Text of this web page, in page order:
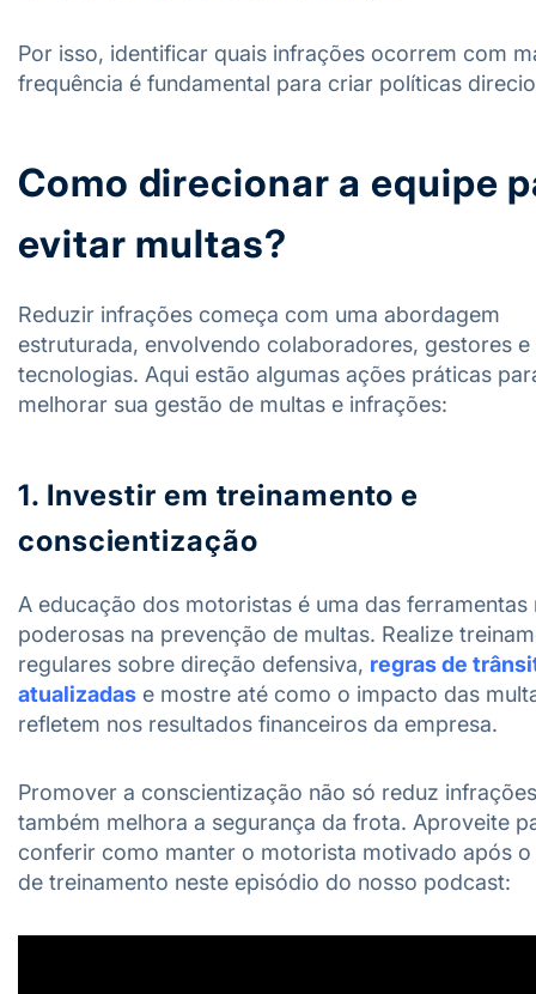
Por isso, identificar quais infrações ocorrem com
frequência é fundamental para criar políticas
Como direcionar a equipe
evitar multas?
Reduzir infrações começa com uma abordagem
estruturada, envolvendo colaboradores, gestores e
tecnologias. Aqui estão algumas ações práticas
melhorar sua gestão de multas e infrações:
1. Investir em treinamento e
conscientização
A educação dos motoristas é uma das ferramentas
poderosas na prevenção de multas. Realize
regulares sobre direção defensiva, regras de
atualizadas e mostre até como o impacto das
refletem nos resultados financeiros da empresa.
Promover a conscientização não só reduz
também melhora a segurança da frota. Aproveite
conferir como manter o motorista motivado após
de treinamento neste episódio do nosso podcast: